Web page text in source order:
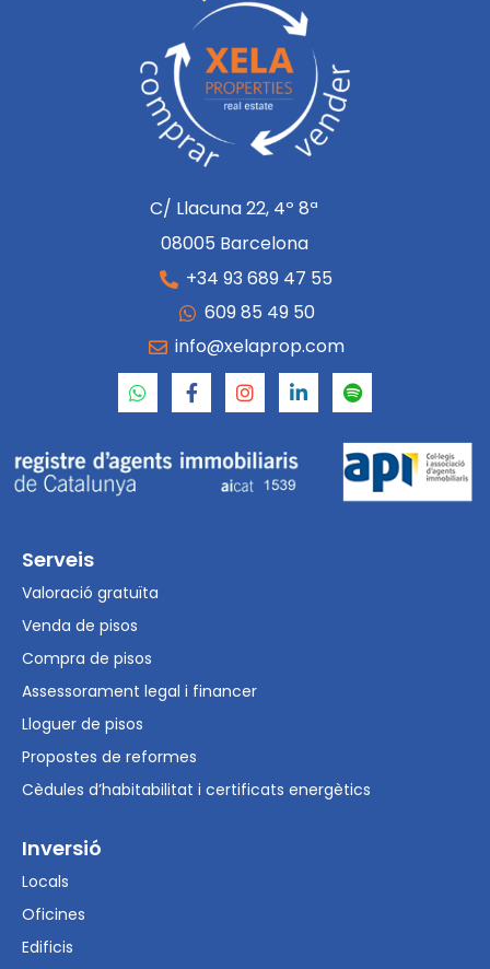
C/ Llacuna 22, 4º 8ª
08005 Barcelona
+34 93 689 47 55
609 85 49 50
info@xelaprop.com
Serveis
Valoració gratuïta
Venda de pisos
Compra de pisos
Assessorament legal i financer
Lloguer de pisos
Propostes de reformes
Cèdules d’habitabilitat i certificats energètics
Inversió
Locals
Oficines
Edificis